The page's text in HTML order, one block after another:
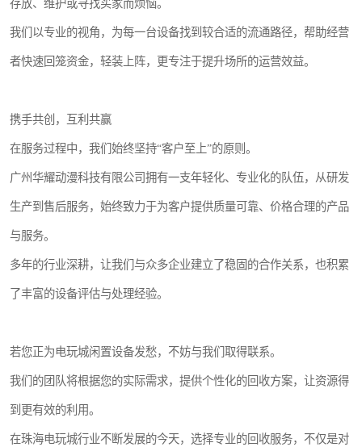
存放、维护或寻找买家而烦恼。
我们以专业的视角，为每一台设备找到较合适的流通路径，帮助经营
者快速回笼资金，轻装上阵，更专注于提升场所的运营效益。
携手共创，互利共赢
在服务过程中，我们始终坚持“客户至上”的原则。
广州华耀动漫科技有限公司拥有一支年轻化、专业化的队伍，从研发
生产到售后服务，始终致力于为客户提供质量可靠、价格合理的产品
与服务。
多年的行业深耕，让我们与众多企业建立了稳固的合作关系，也积累
了丰富的设备评估与处理经验。
若您正为电玩城闲置设备发愁，不妨与我们取得联系。
我们的团队将根据您的实际需求，提供个性化的回收方案，让资源得
到更有效的利用。
在珠海电玩城行业不断发展的今天，选择专业的回收服务，不仅是对